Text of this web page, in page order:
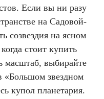
Если вы ни разу
на Садовой-
созвездия на ясном
стоит купить
масштаб, выбирайте
«Большом звездном
купол планетария.